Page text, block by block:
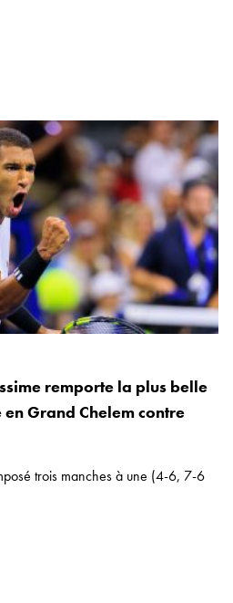
remporte la plus belle
Grand Chelem contre
trois manches à une (4-6, 7-6